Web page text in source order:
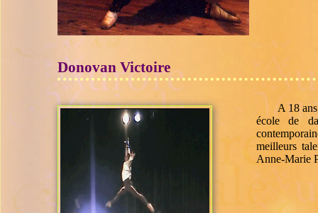
Donovan Victoire
A 18
école de
meilleurs
Anne-Marie